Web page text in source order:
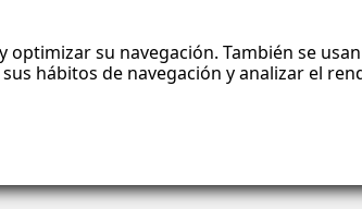
su navegación. También se
hábitos de navegación y analizar el